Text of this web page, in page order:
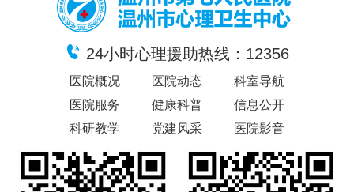
24小时心理援助热线：12356
医院概况 医院动态
科室导航
医院服务
健康科普
信息公开
科研教学
党建风采 医院影音